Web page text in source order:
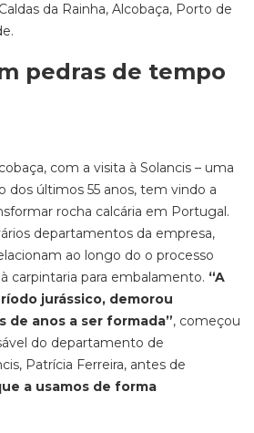
da Rainha, Alcobaça, Porto de
pedras de tempo
com a visita à Solancis – uma
dos últimos 55 anos, tem vindo a
rocha calcária em Portugal.
departamentos da empresa,
ao longo do o processo
carpintaria para embalamento. “A
jurássico, demorou
de anos a ser formada”, começou
do departamento de
Patrícia Ferreira, antes de
a usamos de forma